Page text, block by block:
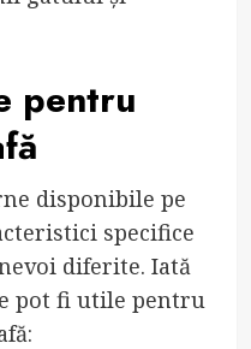
pentru
disponibile pe
specifice
diferite. Iată
pot fi utile pentru